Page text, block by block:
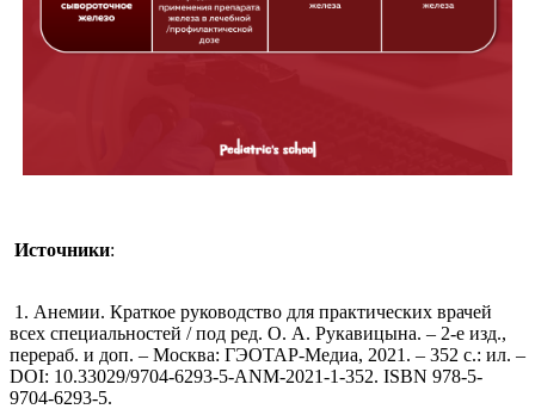
Источники:
1. Анемии. Краткое руководство для практических врачей
всех специальностей / под ред. О. А. Рукавицына. – 2-е изд.,
перераб. и доп. – Москва: ГЭОТАР-Медиа, 2021. – 352 с.: ил. –
DOI: 10.33029/9704-6293-5-ANM-2021-1-352. ISBN 978-5-
9704-6293-5.